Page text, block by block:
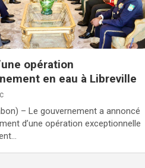
opération
en eau à Libreville
– Le gouvernement a annoncé
d’une opération exceptionnelle